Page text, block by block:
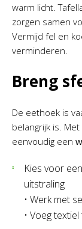
warm licht.
zorgen samen
Vermijd fel en
verminderen.
Breng
De eethoek is
belangrijk is.
eenvoudig een
Kies voor
uitstraling
• Werk met
• Voeg